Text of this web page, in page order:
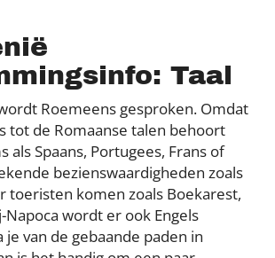
Taal
Roemeens gesproken. Omdat
tot de Romaanse talen behoort
als Spaans, Portugees, Frans of
bezienswaardigheden zoals
toeristen komen zoals Boekarest,
Napoca wordt er ook Engels
je van de gebaande paden in